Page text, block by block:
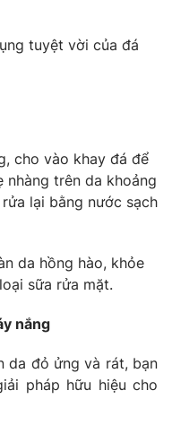
355 932
khi phát hành lại
tuyệt vời của đá
cho vào khay đá để
trên da khoảng
lại bằng nước sạch
da hồng hào, khỏe
sữa rửa mặt.
nắng
da đỏ ửng và rát, bạn
pháp hữu hiệu cho